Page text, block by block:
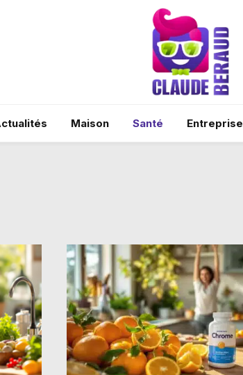
Maison Santé Entreprise